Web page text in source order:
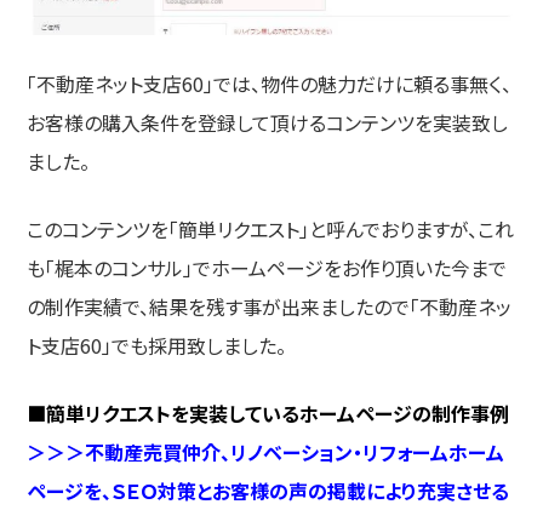
「不動産ネット支店60」では、物件の魅力だけに頼る事無く、
お客様の購入条件を登録して頂けるコンテンツを実装致し
ました。
このコンテンツを「簡単リクエスト」と呼んでおりますが、これ
も「梶本のコンサル」でホームページをお作り頂いた今まで
の制作実績で、結果を残す事が出来ましたので「不動産ネッ
ト支店60」でも採用致しました。
■簡単リクエストを実装しているホームページの制作事例
＞＞＞不動産売買仲介、リノベーション・リフォームホーム
ページを、ＳＥＯ対策とお客様の声の掲載により充実させる